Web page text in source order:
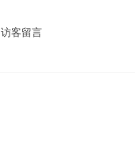
访客留言